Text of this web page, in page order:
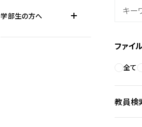
ファイ
全て
教員検
学部生の方へ